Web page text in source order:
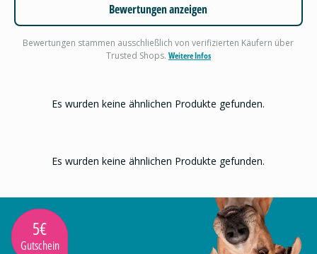
Bewertungen anzeigen
Bewertungen stammen ausschließlich von verifizierten Käufern über
Trusted Shops. Weitere Infos
Es wurden keine ähnlichen Produkte gefunden.
Es wurden keine ähnlichen Produkte gefunden.
5€
Gutschein